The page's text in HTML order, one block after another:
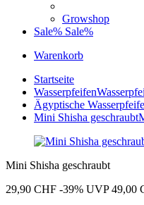
Growshop
Sale% Sale%
Warenkorb
Startseite
Wasserpfeifen
Ägyptische
Mini Shisha geschraubt
Mini Shisha geschraubt
29,90 CHF -39% UVP 49,00